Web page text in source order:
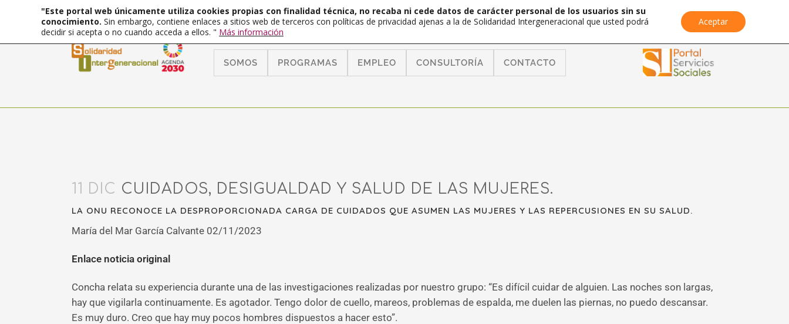
SOMOS PROGRAMAS EMPLEO CONSULTORÍA CONTACTO
11 DIC CUIDADOS, DESIGUALDAD Y SALUD DE LAS MUJERES.
LA ONU RECONOCE LA DESPROPORCIONADA CARGA DE CUIDADOS QUE ASUMEN LAS MUJERES Y LAS REPERCUSIONES EN SU SALUD.
María del Mar García Calvante 02/11/2023
Enlace noticia original
Concha relata su experiencia durante una de las investigaciones realizadas por nuestro grupo: “Es difícil cuidar de alguien. Las noches son largas,
hay que vigilarla continuamente. Es agotador. Tengo dolor de cuello, mareos, problemas de espalda, me duelen las piernas, no puedo descansar.
Es muy duro. Creo que hay muy pocos hombres dispuestos a hacer esto”.
"Este portal web únicamente utiliza cookies propias con finalidad técnica, no recaba ni cede datos de carácter personal de los usuarios sin su
conocimiento. Sin embargo, contiene enlaces a sitios web de terceros con políticas de privacidad ajenas a la de Solidaridad Intergeneracional que usted podrá
decidir si acepta o no cuando acceda a ellos. " Más información
Aceptar